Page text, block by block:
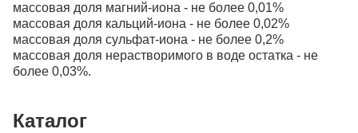
массовая доля магний-иона - не более 0,01%
массовая доля кальций-иона - не более 0,02%
массовая доля сульфат-иона - не более 0,2%
массовая доля нерастворимого в воде остатка - не
более 0,03%.
Каталог